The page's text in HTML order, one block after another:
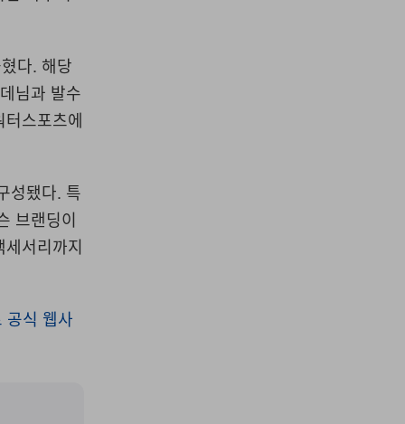
다. 해당
님과 발수
스포츠에
성됐다. 특
브랜딩이
서리까지
공식 웹사